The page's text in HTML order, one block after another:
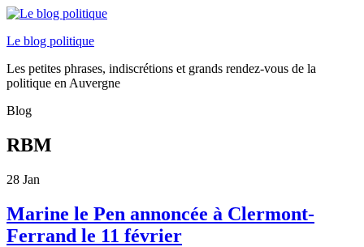
Le blog politique
Les petites phrases, indiscrétions et grands rendez-vous de la
politique en Auvergne
Blog
RBM
28 Jan
Marine le Pen annoncée à Clermont-
Ferrand le 11 février